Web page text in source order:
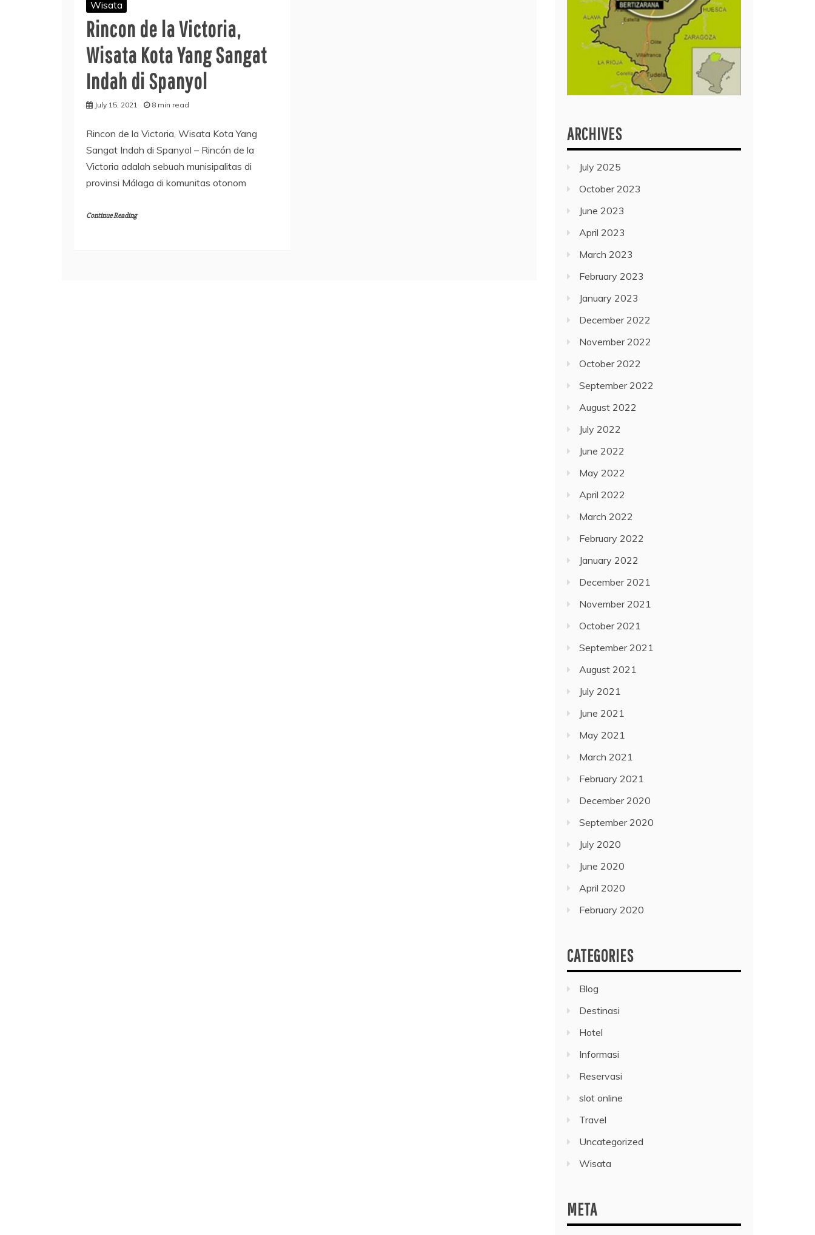
Wisata
Rincon de la Victoria,
Wisata Kota Yang Sangat
Indah di Spanyol
July 15, 2021 8 min read
Rincon de la Victoria, Wisata Kota Yang
Sangat Indah di Spanyol – Rincón de la
Victoria adalah sebuah munisipalitas di
provinsi Málaga di komunitas otonom
Continue Reading
ARCHIVES
July 2025
October 2023
June 2023
April 2023
March 2023
February 2023
January 2023
December 2022
November 2022
October 2022
September 2022
August 2022
July 2022
June 2022
May 2022
April 2022
March 2022
February 2022
January 2022
December 2021
November 2021
October 2021
September 2021
August 2021
July 2021
June 2021
May 2021
March 2021
February 2021
December 2020
September 2020
July 2020
June 2020
April 2020
February 2020
CATEGORIES
Blog
Destinasi
Hotel
Informasi
Reservasi
slot online
Travel
Uncategorized
Wisata
META